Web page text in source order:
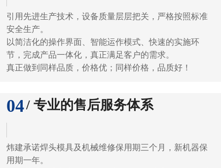
引用先进生产技术，设备质量层层把关，严格按照标准
安全生产。
以简洁化的操作界面、智能运作模式、快速的实施环
节，完成产品一体化，真正满足客户的需求。
真正做到同样品质，价格优；同样价格，品质好！
04/ 专业的售后服务体系
炜建承诺焊头模具及机械维修保用期三个月，新机器保
用期一年。